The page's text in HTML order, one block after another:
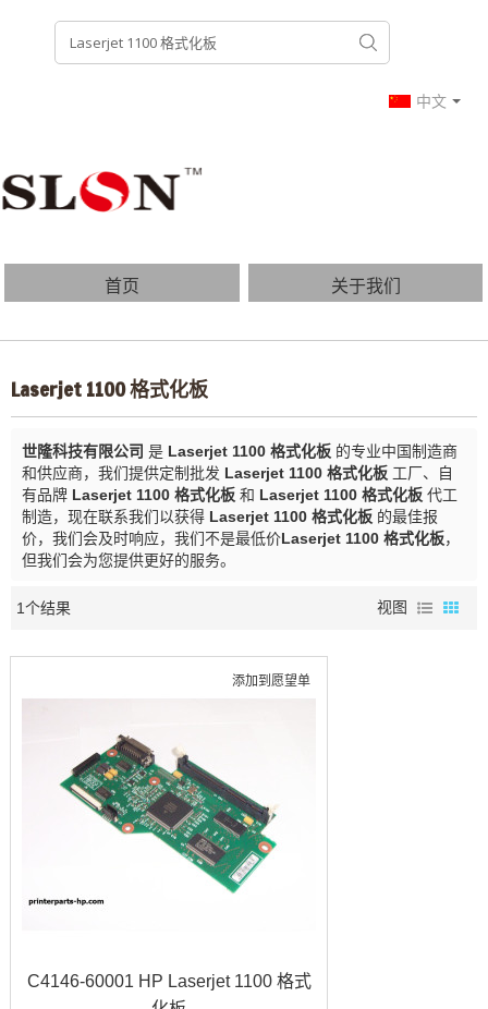
中文
首页 关于我们
产品列表 博客
常见问题
Laserjet 1100 格式化板
世隆科技有限公司 是 Laserjet 1100 格式化板 的专业中国制造商
和供应商，我们提供定制批发 Laserjet 1100 格式化板 工厂、自
有品牌 Laserjet 1100 格式化板 和 Laserjet 1100 格式化板 代工
制造，现在联系我们以获得 Laserjet 1100 格式化板 的最佳报
价，我们会及时响应，我们不是最低价Laserjet 1100 格式化板，
但我们会为您提供更好的服务。
1个结果 视图
添加到愿望单
C4146-60001 HP Laserjet 1100 格式